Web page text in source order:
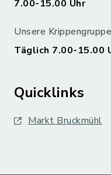
7.00-15.00 Uhr
Unsere
Täglich 7.00-15.00
Quicklinks
Markt Bruckmühl